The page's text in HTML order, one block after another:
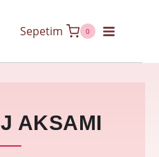
Sepetim 0
AKSAMI